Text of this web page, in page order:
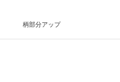
柄部分アップ